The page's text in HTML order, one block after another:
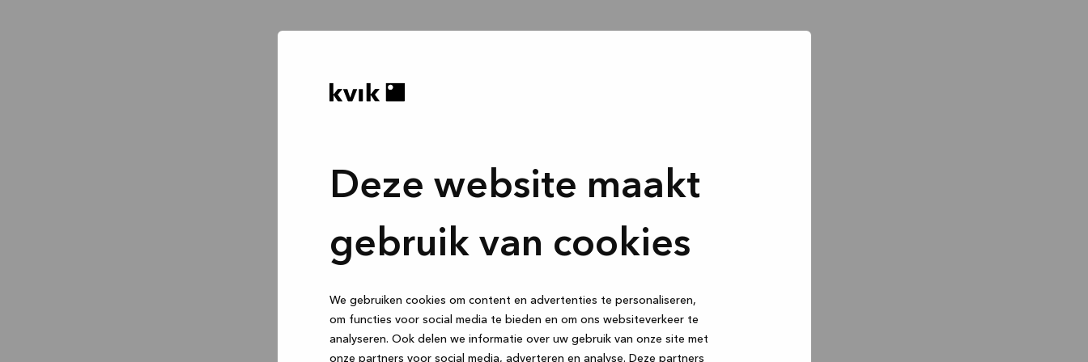
Deze website maakt
gebruik van cookies
We gebruiken cookies om content en advertenties te personaliseren,
om functies voor social media te bieden en om ons websiteverkeer te
analyseren. Ook delen we informatie over uw gebruik van onze site met
onze partners voor social media, adverteren en analyse. Deze partners